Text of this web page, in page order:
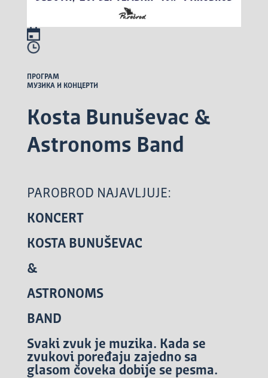
ПРОГРАМ
МУЗИКА И КОНЦЕРТИ
Kosta Bunuševac &
Astronoms Band
PAROBROD NAJAVLJUJE:
KONCERT
KOSTABUNUŠEVAC
&
ASTRONOMS
BAND
Svaki zvuk je muzika. Kada se
zvukovi poređaju zajedno sa
glasom čoveka dobije se pesma.